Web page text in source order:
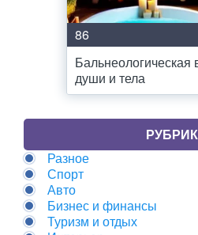
86
Бальнеологическая
души и тела
Разное
Спорт
Авто
Бизнес и финансы
Туризм и отдых